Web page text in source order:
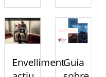
EnvellimentGuia